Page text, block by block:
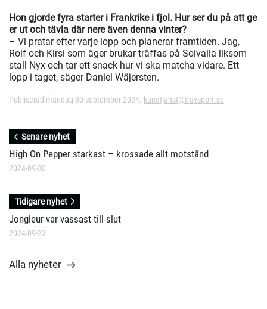
Hon gjorde fyra starter i Frankrike i fjol. Hur ser du på att ge
er ut och tävla där nere även denna vinter?
– Vi pratar efter varje lopp och planerar framtiden. Jag,
Rolf och Kirsi som äger brukar träffas på Solvalla liksom
stall Nyx och tar ett snack hur vi ska matcha vidare. Ett
lopp i taget, säger Daniel Wäjersten.
Publicerad måndag 30 september 2024. kundtjanst@travsport.se
Senare nyhet
High On Pepper starkast – krossade allt motstånd
2024-09-30
Tidigare nyhet
Jongleur var vassast till slut
2024-09-23
Alla nyheter